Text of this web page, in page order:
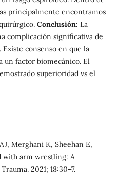
principalmente encontramos
Conclusión: La
complicación significativa de
consenso en que la
un factor biomecánico. El
superioridad vs el
Merghani K, Sheehan E,
with arm wrestling: A
2021; 18:30–7.